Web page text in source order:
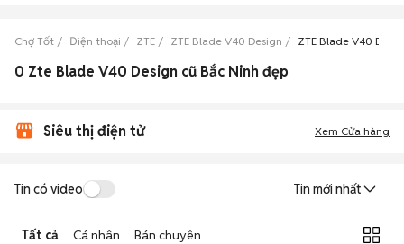
Chợ Tốt Điện thoại ZTE ZTE Blade V40 Design ZTE Blade V40
0 Zte Blade V40 Design cũ Bắc Ninh đẹp
Siêu thị điện tử Xem Cửa hàng
Tin có video Tin mới nhất
Tất cả Cá nhân Bán chuyên